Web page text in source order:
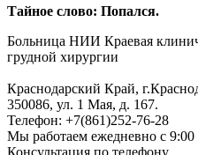
Тайное слово: Попался.
Больница НИИ Краевая
грудной хирургии
Краснодарский Край,
350086, ул. 1 Мая, д. 167.
Телефон: +7(861)252-76-28
Мы работаем ежедневно с 9:00
Консультация по телефону